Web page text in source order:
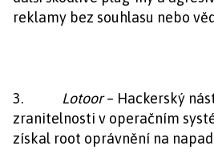
reklamy bez souhlasu nebo
3. Lotoor– Hackerský
zranitelnosti v operačním
získal root oprávnění na